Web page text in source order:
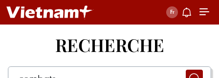
RECHERCHE